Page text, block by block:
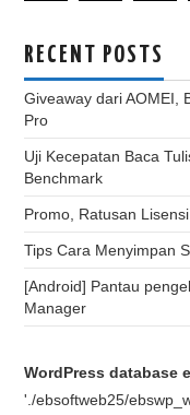
RECENT POSTS
Giveaway dari AOMEI,
Pro
Uji Kecepatan Baca
Benchmark
Promo, Ratusan
Tips Cara Menyimpan
[Android] Pantau
Manager
WordPress database
'./ebsoftweb25/